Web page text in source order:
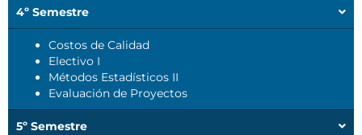
4º Semestre
Costos de Calidad
Electivo I
Métodos Estadísticos II
Evaluación de Proyectos
5º Semestre